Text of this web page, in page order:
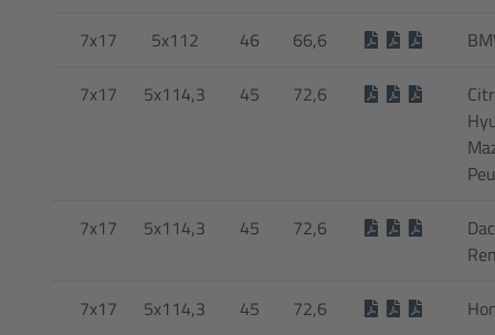
7x17 5x112 46 66,6
7x17 5x114,3 45 72,6
7x17 5x114,3 45 72,6
7x17 5x114,3 45 72,6